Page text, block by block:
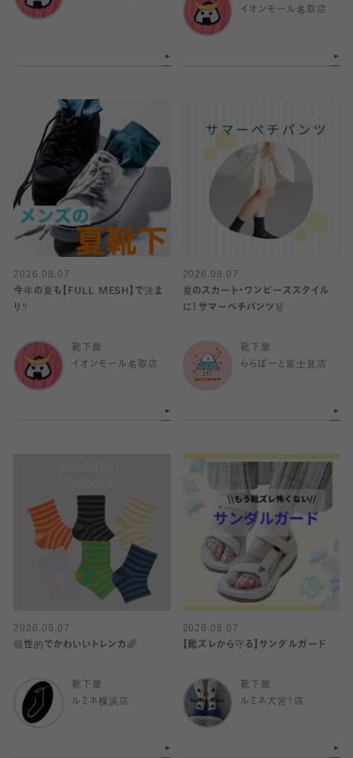
イオンモール名取店
2026.08.07
今年の夏も【FULL MESH】で決ま
り️‼️
靴下屋
イオンモール名取店
2026.08.07
夏のスカート・ワンピーススタイル
に！サマーペチパンツ👗
靴下屋
ららぽーと富士見店
2026.08.07
個性的でかわいいトレンカ🌈
靴下屋
ルミネ横浜店
2026.08.07
【靴ズレから守る】サンダルガード
靴下屋
ルミネ大宮1店